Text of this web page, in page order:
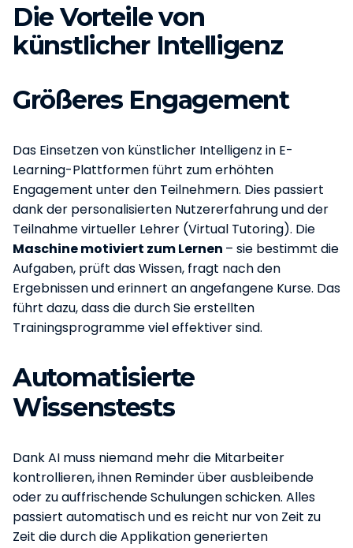
Die Vorteile von
künstlicher Intelligenz
Größeres Engagement
Das Einsetzen von künstlicher Intelligenz in E-
Learning-Plattformen führt zum erhöhten
Engagement unter den Teilnehmern. Dies passiert
dank der personalisierten Nutzererfahrung und der
Teilnahme virtueller Lehrer (Virtual Tutoring). Die
Maschine motiviert zum Lernen – sie bestimmt die
Aufgaben, prüft das Wissen, fragt nach den
Ergebnissen und erinnert an angefangene Kurse. Das
führt dazu, dass die durch Sie erstellten
Trainingsprogramme viel effektiver sind.
Automatisierte
Wissenstests
Dank AI muss niemand mehr die Mitarbeiter
kontrollieren, ihnen Reminder über ausbleibende
oder zu auffrischende Schulungen schicken. Alles
passiert automatisch und es reicht nur von Zeit zu
Zeit die durch die Applikation generierten